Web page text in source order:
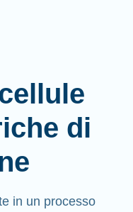
di
in un processo